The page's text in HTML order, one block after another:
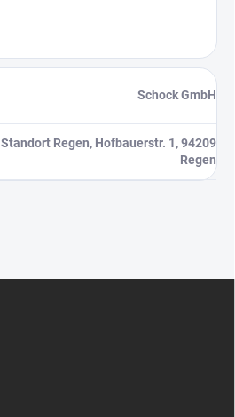
Schock GmbH
Standort Regen, Hofbauerstr. 1, 94209
Regen